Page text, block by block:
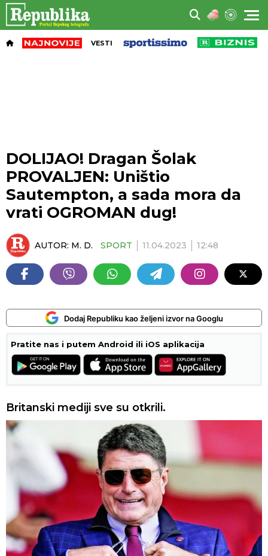
VESTI
DOLIJAO! Dragan Šolak
PROVALJEN: Uništio
Sautempton, a sada mora da
vrati OGROMAN dug!
AUTOR: M. D. SPORT 11.04.2023 12:48
Dodaj Republiku kao željeni izvor na Googlu
Pratite nas i putem Android ili iOS aplikacija
Britanski mediji sve su otkrili.